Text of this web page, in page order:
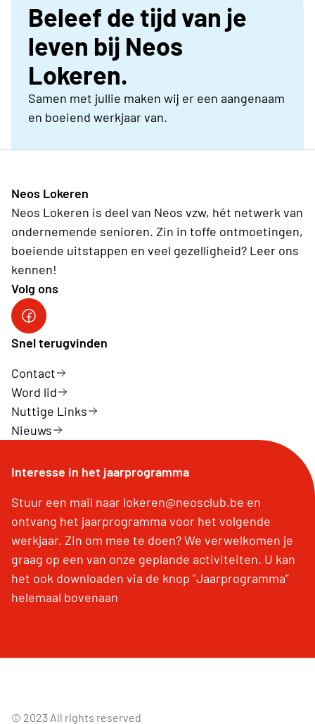
Beleef de tijd van je
leven bij Neos
Lokeren.
Samen met jullie maken wij er een aangenaam
en boeiend werkjaar van.
Neos Lokeren
Neos Lokeren is deel van Neos vzw, hét netwerk van
ondernemende senioren. Zin in toffe ontmoetingen,
boeiende uitstappen en veel gezelligheid? Leer ons
kennen!
Volg ons
Neos DiNA
Snel terugvinden
Contact
Word lid
Nuttige Links
Nieuws
Interesse in het jaarprogramma
Stuur een mail naar lokeren@neosclub.be en
ontvang het jaarprogramma voor het volgende
werkjaar. Zin om mee te doen? We verwelkomen je
graag op een van onze geplande activiteiten. U kan
het ook downloaden via de knop "Jaarprogramma"
helemaal bovenaan
© 2023 All rights reserved